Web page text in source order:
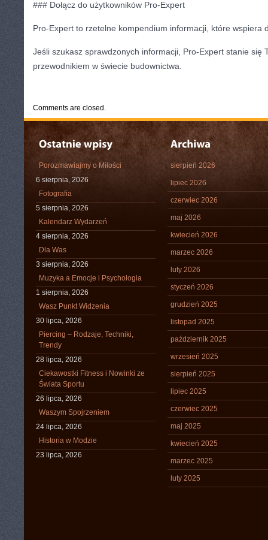
### Dołącz do użytkowników Pro-Expert
Pro-Expert to rzetelne kompendium informacji, które wspiera
Jeśli szukasz sprawdzonych informacji, Pro-Expert stanie się
przewodnikiem w świecie budownictwa.
Comments are closed.
Porozmawiajmy o Miłości
6 sierpnia, 2026
Fotografia
5 sierpnia, 2026
Kalendarz Wydarzeń
4 sierpnia, 2026
Dla Was
3 sierpnia, 2026
Muzyka a Emocje i Psychologia
1 sierpnia, 2026
Wasz Punkt Widzenia
30 lipca, 2026
Piercing – Rodzaje, Techniki,
Trendy
28 lipca, 2026
Ciekawostki Fitness i Nowinki ze
Świata Sportu
26 lipca, 2026
Waszym Spojrzeniem
24 lipca, 2026
Historia w Modzie
23 lipca, 2026
sierpień 2026
lipiec 2026
czerwiec 2026
maj 2026
kwiecień 2026
marzec 2026
luty 2026
styczeń 2026
grudzień 2025
listopad 2025
październik 2025
wrzesień 2025
sierpień 2025
lipiec 2025
czerwiec 2025
maj 2025
kwiecień 2025
marzec 2025
luty 2025